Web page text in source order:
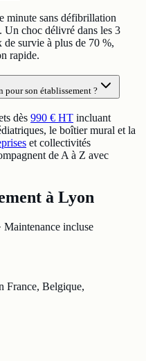
minute sans défibrillation
Un choc délivré dans les 3
de survie à plus de 70 %,
rapide.
son établissement ?
dès 990 € HT incluant
le boîtier mural et la
et collectivités
de A à Z avec
à Lyon
Maintenance incluse
France, Belgique,